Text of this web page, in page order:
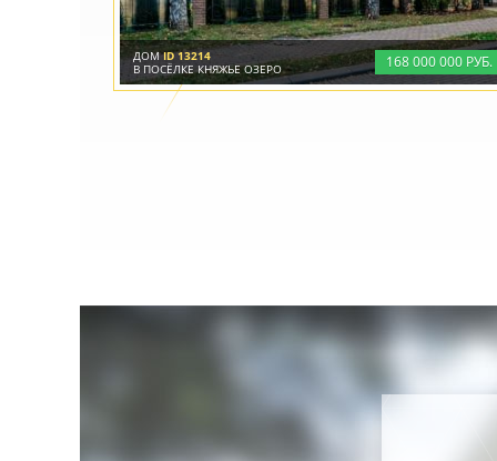
168000000 РУБ.
ДОМID 13214
В ПОСЁЛКЕ КНЯЖЬЕ ОЗЕРО